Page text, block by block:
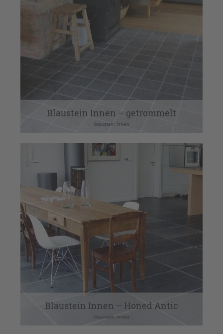
Blaustein Innen – getrommelt
blaustein innen
Blaustein Innen – Honed Antic
blaustein innen